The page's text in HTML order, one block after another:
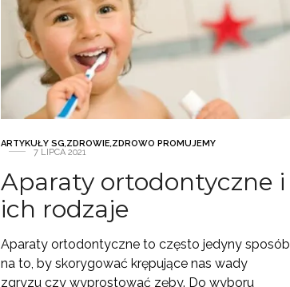
ARTYKUŁY SG,ZDROWIE,ZDROWO PROMUJEMY
7 LIPCA 2021
Aparaty ortodontyczne i
ich rodzaje
Aparaty ortodontyczne to często jedyny sposób
na to, by skorygować krępujące nas wady
zgryzu czy wyprostować zęby. Do wyboru